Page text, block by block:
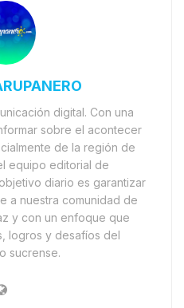
digital. Con una
sobre el acontecer
de la región de
equipo editorial de
diario es garantizar
a nuestra comunidad de
y con un enfoque que
logros y desafíos del
sucrense.